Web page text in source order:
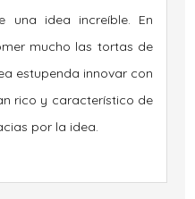
una idea increíble. En
mucho las tortas de
estupenda innovar con
rico y característico de
por la idea.